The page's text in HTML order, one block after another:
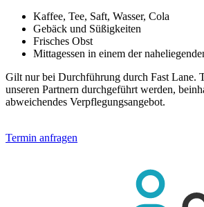
Kaffee, Tee, Saft, Wasser, Cola
Gebäck und Süßigkeiten
Frisches Obst
Mittagessen in einem der
Gilt nur bei Durchführung durch Fast Lane.
unseren Partnern durchgeführt werden,
abweichendes Verpflegungsangebot.
Termin anfragen